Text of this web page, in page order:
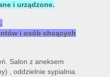
i urządzone.
i osób chcących
Salon z aneksem
, oddzielnie sypialnia.